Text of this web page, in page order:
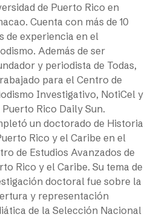
de Puerto Rico en
Cuenta con más de 10
de experiencia en el
Además de ser
y periodista de Todas,
para el Centro de
Investigativo, NotiCel y
Puerto Rico Daily Sun.
un doctorado de Historia
Rico y el Caribe en el
de Estudios Avanzados de
Rico y el Caribe. Su tema de
doctoral fue sobre la
y representación
de la Selección Nacional